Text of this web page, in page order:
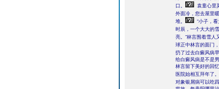
口。
袁童心里
外面冷，您去屋里
堆。
“小子，
时辰，一个大大的
亮。”林言围着雪人
球正中林言的面门
扔了过去白癜风病
给白癜风病是不是
林言留下美好的回
医院始相互拜年了。
对象银屑病可以吃